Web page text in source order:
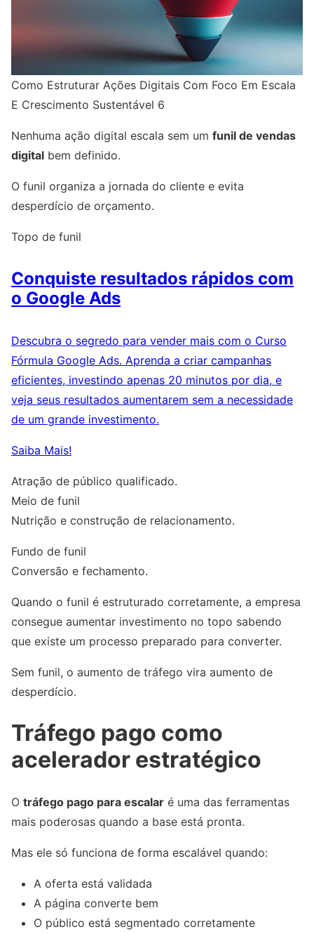
Como Estruturar Ações Digitais Com Foco Em Escala
E Crescimento Sustentável 6
Nenhuma ação digital escala sem um funil de vendas
digital bem definido.
O funil organiza a jornada do cliente e evita
desperdício de orçamento.
Topo de funil
Conquiste resultados rápidos com
o Google Ads
Descubra o segredo para vender mais com o Curso
Fórmula Google Ads. Aprenda a criar campanhas
eficientes, investindo apenas 20 minutos por dia, e
veja seus resultados aumentarem sem a necessidade
de um grande investimento.
Saiba Mais!
Atração de público qualificado.
Meio de funil
Nutrição e construção de relacionamento.
Fundo de funil
Conversão e fechamento.
Quando o funil é estruturado corretamente, a empresa
consegue aumentar investimento no topo sabendo
que existe um processo preparado para converter.
Sem funil, o aumento de tráfego vira aumento de
desperdício.
Tráfego pago como
acelerador estratégico
O tráfego pago para escalar é uma das ferramentas
mais poderosas quando a base está pronta.
Mas ele só funciona de forma escalável quando:
A oferta está validada
A página converte bem
O público está segmentado corretamente